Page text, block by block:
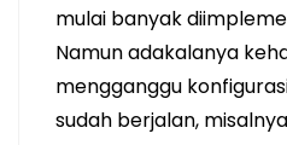
mulai banyak
Namun adakalanya
mengganggu
sudah berjalan,